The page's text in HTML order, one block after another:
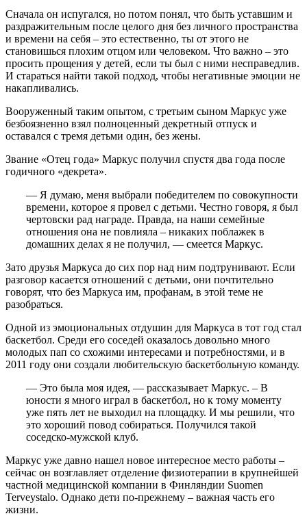
Сначала он испугался, но потом понял, что быть уставшим и
раздражительным после целого дня без личного пространства
и времени на себя – это естественно, ты от этого не
становишься плохим отцом или человеком. Что важно – это
просить прощения у детей, если ты был с ними несправедлив.
И стараться найти такой подход, чтобы негативные эмоции не
накапливались.
Вооруженный таким опытом, с третьим сыном Маркус уже
безбоязненно взял полноценный декретный отпуск и
оставался с тремя детьми один, без жены.
Звание «Отец года» Маркус получил спустя два года после
годичного «декрета».
— Я думаю, меня выбрали победителем по совокупности
времени, которое я провел с детьми. Честно говоря, я был
чертовски рад награде. Правда, на наши семейные
отношения она не повлияла – никаких поблажек в
домашних делах я не получил, — смеется Маркус.
Зато друзья Маркуса до сих пор над ним подтрунивают. Если
разговор касается отношений с детьми, они почтительно
говорят, что без Маркуса им, профанам, в этой теме не
разобраться.
Одной из эмоциональных отдушин для Маркуса в тот год стал
баскетбол. Среди его соседей оказалось довольно много
молодых пап со схожими интересами и потребностями, и в
2011 году они создали любительскую баскетбольную команду.
— Это была моя идея, — рассказывает Маркус. – В
юности я много играл в баскетбол, но к тому моменту
уже пять лет не выходил на площадку. И мы решили, что
это хороший повод собираться. Получился такой
соседско-мужской клуб.
Маркус уже давно нашел новое интересное место работы –
сейчас он возглавляет отделение физиотерапии в крупнейшей
частной медицинской компании в Финляндии Suomen
Terveystalo. Однако дети по-прежнему – важная часть его
жизни.